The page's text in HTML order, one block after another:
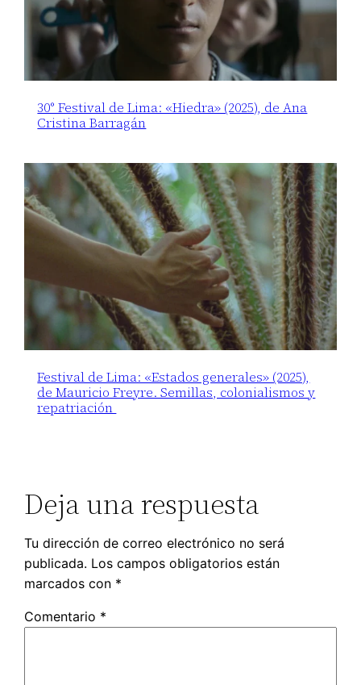
30° Festival de Lima: «Hiedra» (2025), de Ana
Cristina Barragán
Festival de Lima: «Estados generales» (2025),
de Mauricio Freyre. Semillas, colonialismos y
repatriación
Deja una respuesta
Tu dirección de correo electrónico no será
publicada. Los campos obligatorios están
marcados con *
Comentario *